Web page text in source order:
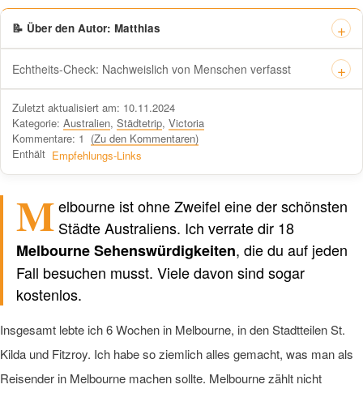
📝 Über den Autor: Matthias
Echtheits-Check: Nachweislich von Menschen verfasst
https://travel-du.de von Winston AI geprüft wurde und die Inhalte von
menschlichen Autoren ohne KI-Tools verfasst wurden.
Verfasst von einem Menschen
nicht von KI
Zuletzt aktualisiert am: 10.11.2024
Kategorie: Australien, Städtetrip, Victoria
Kommentare: 1 (Zu den Kommentaren)
Enthält Empfehlungs-Links
Melbourne ist ohne Zweifel eine der schönsten
Städte Australiens. Ich verrate dir 18
Melbourne Sehenswürdigkeiten, die du auf jeden
Fall besuchen musst. Viele davon sind sogar
kostenlos.
Insgesamt lebte ich 6 Wochen in Melbourne, in den Stadtteilen St.
Kilda und Fitzroy. Ich habe so ziemlich alles gemacht, was man als
Reisender in Melbourne machen sollte. Melbourne zählt nicht